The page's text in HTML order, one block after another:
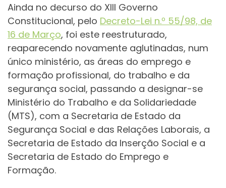
Ainda no decurso do XIII Governo
Constitucional, pelo Decreto-Lei n.º 55/98, de
16 de Março, foi este reestruturado,
reaparecendo novamente aglutinadas, num
único ministério, as áreas do emprego e
formação profissional, do trabalho e da
segurança social, passando a designar-se
Ministério do Trabalho e da Solidariedade
(MTS), com a Secretaria de Estado da
Segurança Social e das Relações Laborais, a
Secretaria de Estado da Inserção Social e a
Secretaria de Estado do Emprego e
Formação.